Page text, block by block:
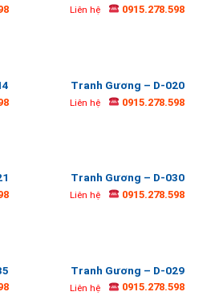
Liên hệ 0915.278.598
Tranh Gương – D-020
Liên hệ 0915.278.598
Tranh Gương – D-030
Liên hệ 0915.278.598
Tranh Gương – D-029
Liên hệ 0915.278.598